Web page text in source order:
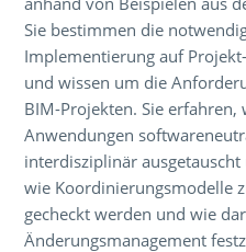
Sie bestimmen die
Implementierung auf
und wissen um die
BIM-Projekten. Sie
Anwendungen
interdisziplinär
wie Koordinierungsmodelle
gecheckt werden und wie
Änderungsmanagement